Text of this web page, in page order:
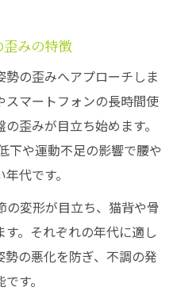
みの特徴
の歪みへアプローチしま
スマートフォンの長時間使
歪みが目立ち始めます。
下や運動不足の影響で腰や
代です。
の変形が目立ち、猫背や骨
。それぞれの年代に適し
の悪化を防ぎ、不調の発
す。